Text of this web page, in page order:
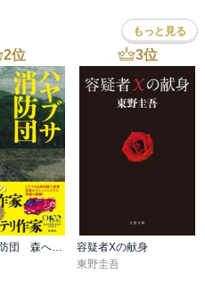
もっと見る
2位
ハヤブサ消防団 森へつづく道
3位
容疑者Xの献身
東野圭吾